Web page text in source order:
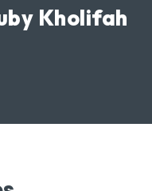
Kholifah